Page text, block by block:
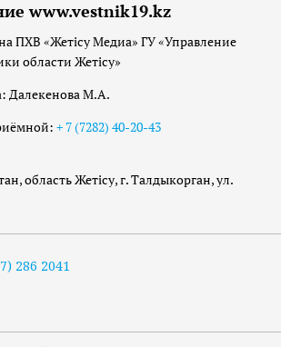
www.vestnik19.kz
ПХВ «Жетісу Медиа» ГУ «Управление
области Жетісу»
Далекенова М.А.
+ 7 (7282) 40-20-43
область Жетісу, г. Талдыкорган, ул.
286 2041